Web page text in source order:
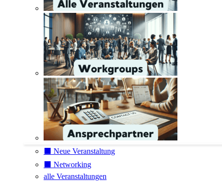
⬛️ Neue Veranstaltung
⬛️ Networking
alle Veranstaltungen